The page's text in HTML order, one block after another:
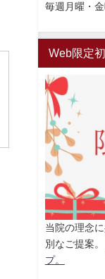
毎週月曜・
Web限定初
当院の理念
別なご提案。
プ。